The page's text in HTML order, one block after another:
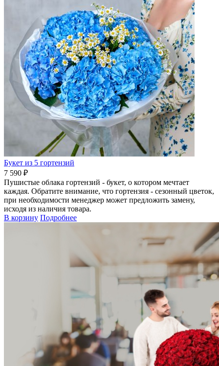
Букет из 5 гортензий
7 590 ₽
Пушистые облака гортензий - букет, о котором мечтает
каждая. Обратите внимание, что гортензия - сезонный цветок,
при необходимости менеджер может предложить замену,
исходя из наличия товара.
В корзину Подробнее